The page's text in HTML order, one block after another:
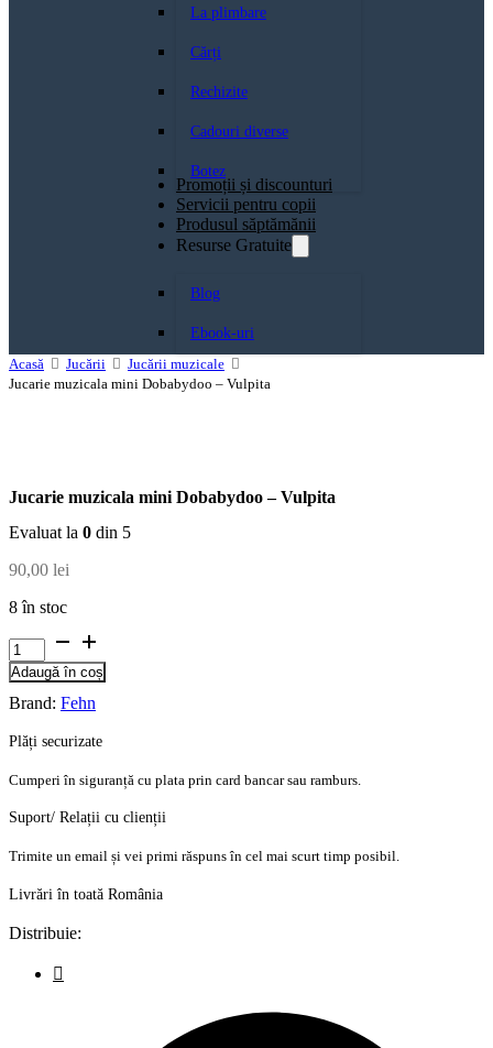
La plimbare
Cărți
Rechizite
Cadouri diverse
Botez
Promoții și discounturi
Servicii pentru copii
Produsul săptămănii
Resurse Gratuite
Blog
Ebook-uri
Acasă
Jucării
Jucării muzicale
Jucarie muzicala mini Dobabydoo – Vulpita
Jucarie muzicala mini Dobabydoo – Vulpita
Evaluat la 0 din 5
90,00 lei
8 în stoc
Cantitate
Jucarie
muzicala
mini
Dobabydoo
-
Vulpita
Adaugă în coș
Brand: Fehn
Plăți securizate
Cumperi în siguranță cu plata prin card bancar sau ramburs.
Suport/ Relații cu clienții
Trimite un email și vei primi răspuns în cel mai scurt timp posibil.
Livrări în toată România
Distribuie: